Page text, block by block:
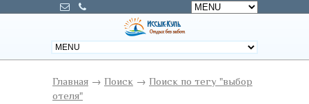
Главная → Поиск → Поиск по тегу "выбор
отеля"